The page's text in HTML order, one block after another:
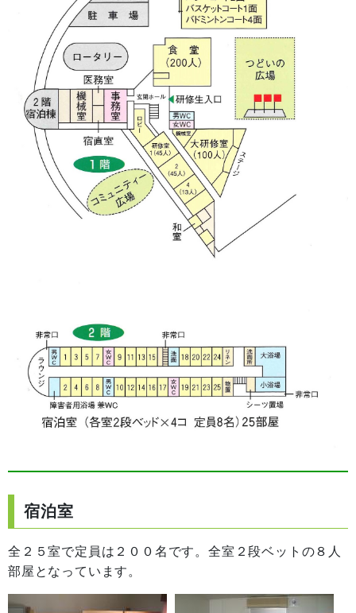
宿泊室
全２５室で定員は２００名です。全室２段ベットの８人
部屋となっています。